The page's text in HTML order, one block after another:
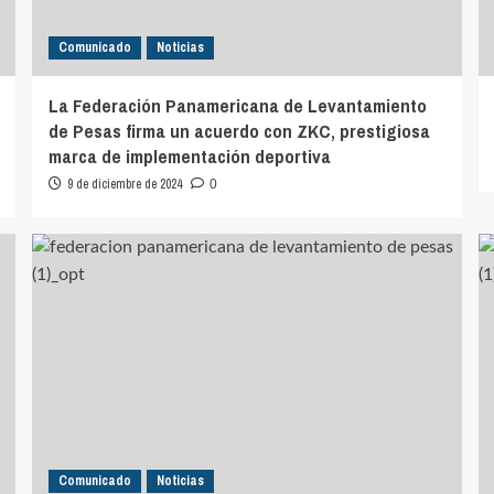
Comunicado Noticias
La Federación Panamericana de Levantamiento
de Pesas firma un acuerdo con ZKC, prestigiosa
marca de implementación deportiva
9 de diciembre de 2024 0
Comunicado Noticias